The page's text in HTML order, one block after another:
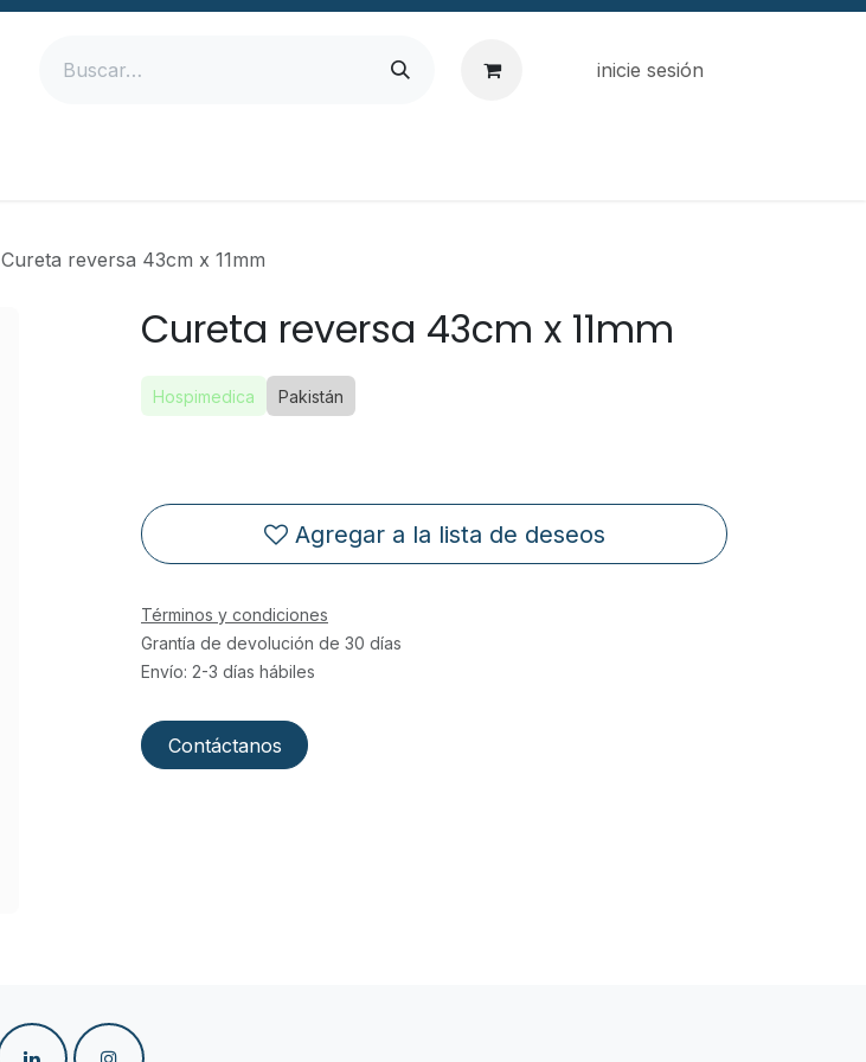
inicie sesión
Cureta reversa 43cm x 11mm
Cureta reversa 43cm x 11mm
Hospimedica Pakistán
Agregar a la lista de deseos
Términos y condiciones
Grantía de devolución de 30 días
Envío: 2-3 días hábiles
Contáctanos